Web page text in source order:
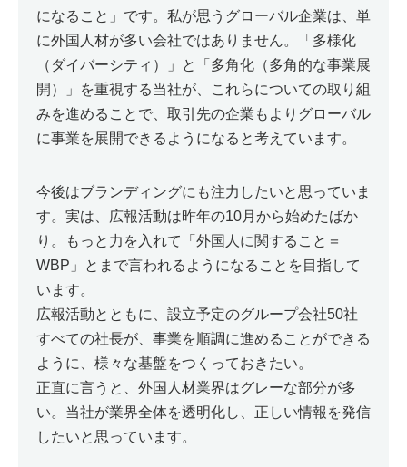
になること」です。私が思うグローバル企業は、単
に外国人材が多い会社ではありません。「多様化
（ダイバーシティ）」と「多角化（多角的な事業展
開）」を重視する当社が、これらについての取り組
みを進めることで、取引先の企業もよりグローバル
に事業を展開できるようになると考えています。
今後はブランディングにも注力したいと思っていま
す。実は、広報活動は昨年の10月から始めたばか
り。もっと力を入れて「外国人に関すること＝
WBP」とまで言われるようになることを目指して
います。
広報活動とともに、設立予定のグループ会社50社
すべての社長が、事業を順調に進めることができる
ように、様々な基盤をつくっておきたい。
正直に言うと、外国人材業界はグレーな部分が多
い。当社が業界全体を透明化し、正しい情報を発信
したいと思っています。